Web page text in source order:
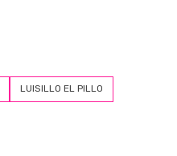
LUISILLO EL PILLO